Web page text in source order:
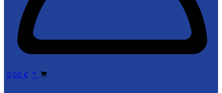
0,00€